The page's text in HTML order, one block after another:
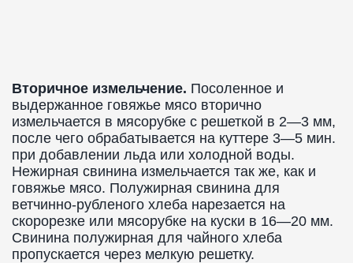
Вторичное измельчение. Посоленное и
выдержанное говяжье мясо вторично
измельчается в мясорубке с решеткой в 2—3 мм,
после чего обрабатывается на куттере 3—5 мин.
при добавлении льда или холодной воды.
Нежирная свинина измельчается так же, как и
говяжье мясо. Полужирная свинина для
ветчинно-рубленого хлеба нарезается на
скорорезке или мясорубке на куски в 16—20 мм.
Свинина полужирная для чайного хлеба
пропускается через мелкую решетку.